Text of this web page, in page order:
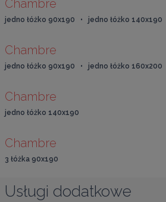
Chambre
jedno łóżko 90x190   •   jedno łóżko 140x190
Chambre
jedno łóżko 90x190   •   jedno łóżko 160x200
Chambre
jedno łóżko 140x190
Chambre
3 łóżka 90x190
Usługi dodatkowe